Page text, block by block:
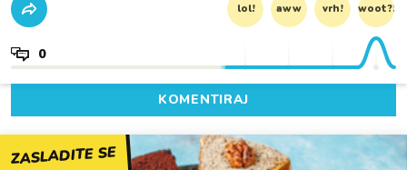
lol! aww vrh! woot?!
0
KOMENTIRAJ
ZASLADITE SE